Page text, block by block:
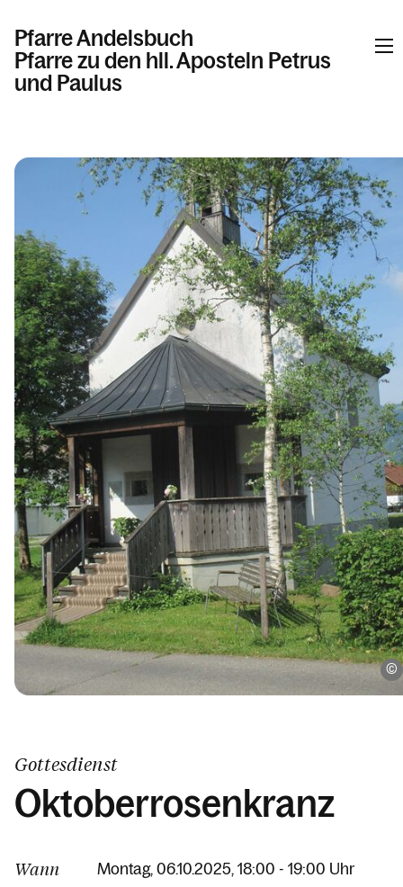
Pfarre Andelsbuch
Pfarre zu den hll. Aposteln Petrus
und Paulus
Kalender
Personen
Kontakt
Gottesdienst
Oktoberrosenkranz
Wann Montag, 06.10.2025, 18:00 - 19:00 Uhr